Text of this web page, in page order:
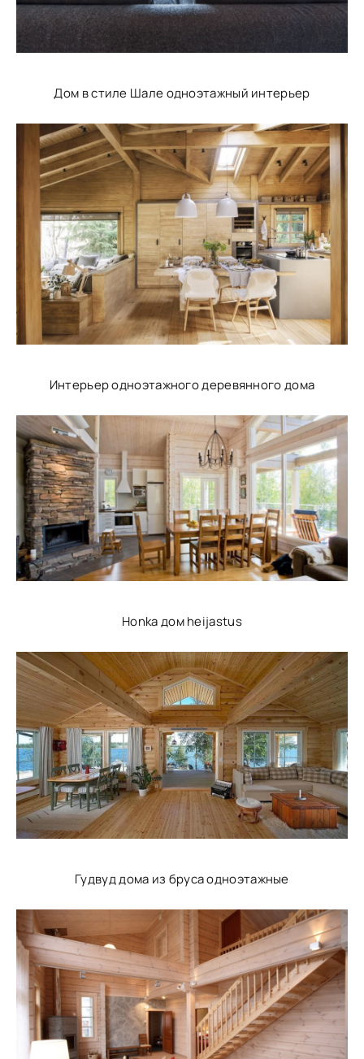
Дом в стиле Шале одноэтажный интерьер
Интерьер одноэтажного деревянного дома
Honka дом heijastus
Гудвуд дома из бруса одноэтажные